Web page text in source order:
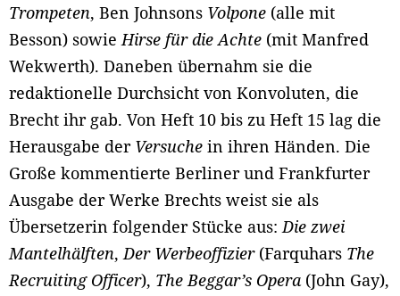
Trompeten, Ben Johnsons Volpone (alle mit
Besson) sowie Hirse für die Achte (mit Manfred
Wekwerth). Daneben übernahm sie die
redaktionelle Durchsicht von Konvoluten, die
Brecht ihr gab. Von Heft 10 bis zu Heft 15 lag die
Herausgabe der Versuche in ihren Händen. Die
Große kommentierte Berliner und Frankfurter
Ausgabe der Werke Brechts weist sie als
Übersetzerin folgender Stücke aus: Die zwei
Mantelhälften, Der Werbeoffizier(Farquhars The
Recruiting Officer), The Beggar’s Opera(John Gay),